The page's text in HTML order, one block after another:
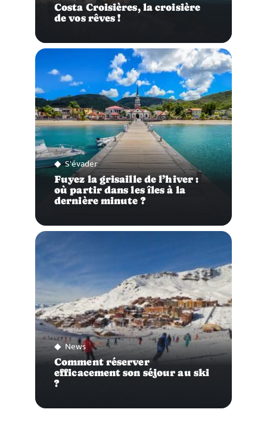
Costa Croisières, la croisière
de vos rêves !
S'évader
Fuyez la grisaille de l’hiver :
où partir dans les îles à la
dernière minute ?
News
Comment réserver
efficacement son séjour au ski
?